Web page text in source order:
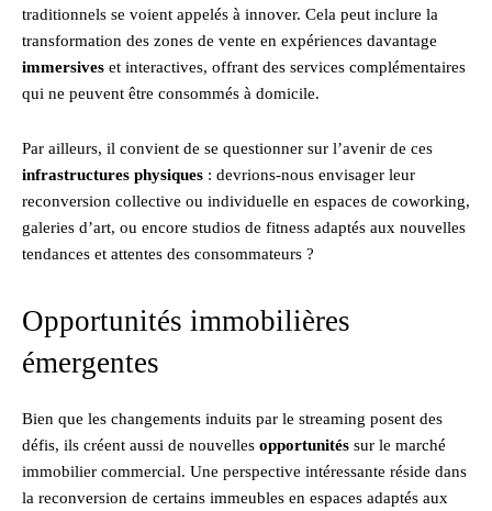
traditionnels se voient appelés à innover. Cela peut inclure la
transformation des zones de vente en expériences davantage
immersives et interactives, offrant des services complémentaires
qui ne peuvent être consommés à domicile.
Par ailleurs, il convient de se questionner sur l’avenir de ces
infrastructures physiques : devrions-nous envisager leur
reconversion collective ou individuelle en espaces de coworking,
galeries d’art, ou encore studios de fitness adaptés aux nouvelles
tendances et attentes des consommateurs ?
Opportunités immobilières
émergentes
Bien que les changements induits par le streaming posent des
défis, ils créent aussi de nouvelles opportunités sur le marché
immobilier commercial. Une perspective intéressante réside dans
la reconversion de certains immeubles en espaces adaptés aux